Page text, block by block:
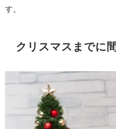
す。
クリスマスまでに